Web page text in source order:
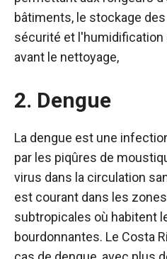
bâtiments, le stockage
sécurité et
avant le nettoyage,
2. Dengue
La dengue est une
par les piqûres de
virus dans la circulation
est courant dans les
subtropicales où habitent
bourdonnantes. Le Costa